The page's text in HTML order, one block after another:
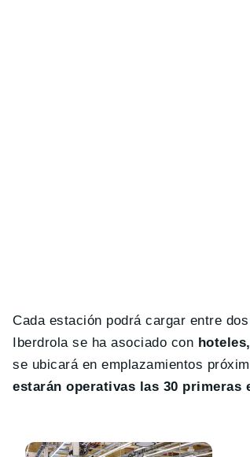
Cada estación podrá cargar entre
Iberdrola se ha asociado con
se ubicará en emplazamientos
estarán operativas las 30 primeras